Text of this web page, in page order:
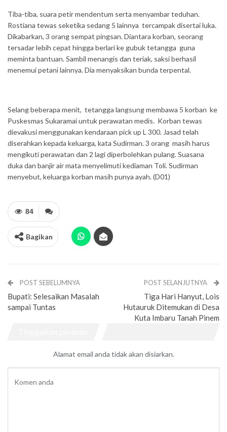
Tiba-tiba, suara petir mendentum serta menyambar teduhan.
Rostiana tewas seketika sedang 5 lainnya tercampak disertai luka.
Dikabarkan, 3 orang sempat pingsan. Diantara korban, seorang
tersadar lebih cepat hingga berlari ke gubuk tetangga guna
meminta bantuan. Sambil menangis dan teriak, saksi berhasil
menemui petani lainnya. Dia menyaksikan bunda terpental.
Selang beberapa menit, tetangga langsung membawa 5 korban ke
Puskesmas Sukaramai untuk perawatan medis. Korban tewas
dievakusi menggunakan kendaraan pick up L 300. Jasad telah
diserahkan kepada keluarga, kata Sudirman. 3 orang masih harus
mengikuti perawatan dan 2 lagi diperbolehkan pulang. Suasana
duka dan banjir air mata menyelimuti kediaman Toli. Sudirman
menyebut, keluarga korban masih punya ayah. (D01)
84
Bagikan
POST SEBELUMNYA
Bupati: Selesaikan Masalah
sampai Tuntas
POST SELANJUTNYA
Tiga Hari Hanyut, Lois
Hutauruk Ditemukan di Desa
Kuta Imbaru Tanah Pinem
Alamat email anda tidak akan disiarkan.